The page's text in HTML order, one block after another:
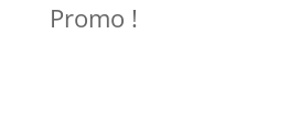
Promo !